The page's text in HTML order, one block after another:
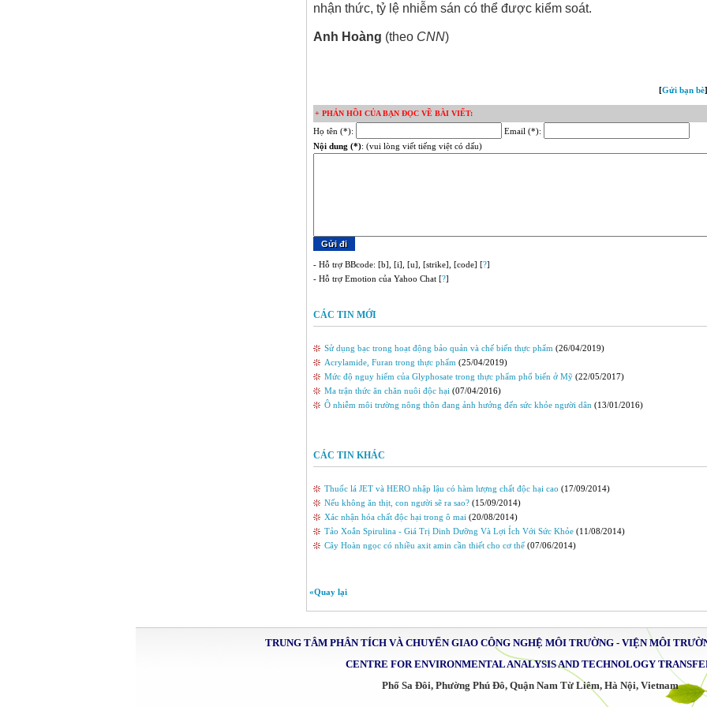
nhận thức, tỷ lệ nhiễm sán có thể được kiểm soát.
Anh Hoàng (theo CNN)
[Gửi bạn bè
+ PHẢN HỒI CỦA BẠN ĐỌC VỀ BÀI VIẾT:
Họ tên (*):
Email (*):
Nội dung (*): (vui lòng viết tiếng việt có dấu)
- Hỗ trợ BBcode: [b], [i], [u], [strike], [code] [?]
- Hỗ trợ Emotion của Yahoo Chat [?]
CÁC TIN MỚI
Sử dụng bạc trong hoạt động bảo quản và chế biến thực phẩm (26/04/2019)
Acrylamide, Furan trong thực phẩm (25/04/2019)
Mức độ nguy hiểm của Glyphosate trong thực phẩm phổ biến ở Mỹ (22/05/2017)
Ma trận thức ăn chăn nuôi độc hại (07/04/2016)
Ô nhiễm môi trường nông thôn đang ảnh hưởng đến sức khỏe người dân (13/01/2016)
CÁC TIN KHÁC
Thuốc lá JET và HERO nhập lậu có hàm lượng chất độc hại cao (17/09/2014)
Nếu không ăn thịt, con người sẽ ra sao? (15/09/2014)
Xác nhận hóa chất độc hại trong ô mai (20/08/2014)
Tảo Xoắn Spirulina - Giá Trị Dinh Dưỡng Và Lợi Ích Với Sức Khỏe (11/08/2014)
Cây Hoàn ngọc có nhiều axit amin cần thiết cho cơ thể (07/06/2014)
«Quay lại
TRUNG TÂM PHÂN TÍCH VÀ CHUYỂN GIAO CÔNG NGHỆ MÔI TRƯỜNG - VIỆN MÔI
CENTRE FOR ENVIRONMENTAL ANALYSIS AND TECHNOLOGY
Phố Sa Đôi, Phường Phú Đô, Quận Nam Từ Liêm, Hà Nội, Vietnam